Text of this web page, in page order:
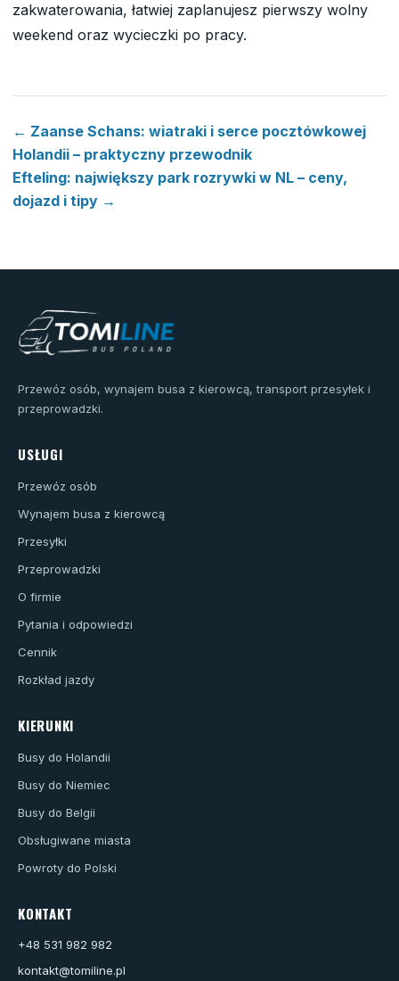
zakwaterowania, łatwiej zaplanujesz pierwszy wolny
weekend oraz wycieczki po pracy.
← Zaanse Schans: wiatraki i serce pocztówkowej
Holandii – praktyczny przewodnik
Efteling: największy park rozrywki w NL – ceny,
dojazd i tipy →
Przewóz osób, wynajem busa z kierowcą, transport przesyłek i
przeprowadzki.
USŁUGI
Przewóz osób
Wynajem busa z kierowcą
Przesyłki
Przeprowadzki
O firmie
Pytania i odpowiedzi
Cennik
Rozkład jazdy
KIERUNKI
Busy do Holandii
Busy do Niemiec
Busy do Belgii
Obsługiwane miasta
Powroty do Polski
KONTAKT
+48 531 982 982
kontakt@tomiline.pl